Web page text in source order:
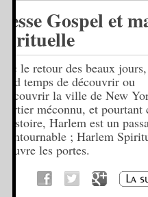
Messe Gospel et
spirituelle
Avec le retour des beaux
grand temps de découvrir ou
redécouvrir la ville de New
Quartier méconnu, et pourtant
d’Histoire, Harlem est un
incontournable ; Harlem
en ouvre les portes.